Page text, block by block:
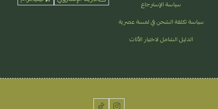
سياسة الإسترجاع
سياسة تكلفة الشحن في لمسة عصرية
الدليل الشامل لاختيار الأثاث